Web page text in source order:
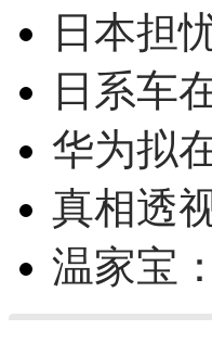
日本担
日系车
华为拟
真相透
温家宝